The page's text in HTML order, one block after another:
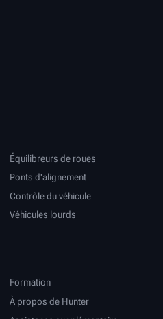
Équilibreurs de roues
Ponts d'alignement
Contrôle du véhicule
Véhicules lourds
Formation
À propos de Hunter